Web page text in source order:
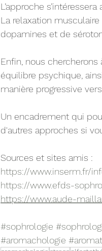
L’approche
La relaxation
dopamines et de
Enfin, nous
équilibre psychique,
manière progressive
Un encadrement qui
d'autres approches si
Sources et sites amis :
https://www.inserm.fr/
https://www.efds-
https://www.aude-
#sophrologie
#aromachologie